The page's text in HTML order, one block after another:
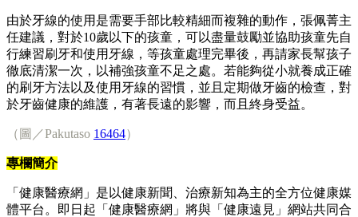
由於牙線的使用是需要手部比較精細而複雜的動作，張佩菁主
任建議，對於10歲以下的孩童，可以盡量鼓勵並協助孩童先自
行練習刷牙和使用牙線，等孩童處理完畢後，再請家長幫孩子
徹底清潔一次，以補強孩童不足之處。若能夠從小就養成正確
的刷牙方法以及使用牙線的習慣，並且定期做牙齒的檢查，對
於牙齒健康的維護，有著長遠的影響，而且終身受益。
（圖／Pakutaso 16464）
專欄簡介
「健康醫療網」是以健康新聞、治療新知為主的全方位健康媒
體平台。即日起「健康醫療網」將與「健康遠見」網站共同合